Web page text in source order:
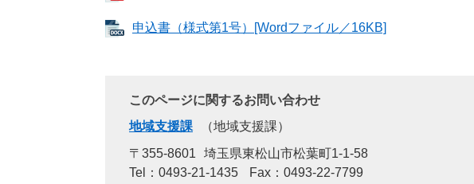
申込書（様式第1号）[Wordファイル／16KB]
このページに関するお問い合わせ
地域支援課
地域支援課
〒355-8601
埼玉県東松山市松葉町1-1-58
Tel：0493-21-1435
Fax：0493-22-7799